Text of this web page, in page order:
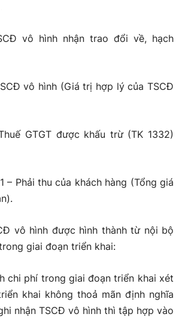
vô hình nhận trao đổi về, hạch
vô hình (Giá trị hợp lý của TSCĐ
GTGT được khấu trừ (TK 1332)
– Phải thu của khách hàng (Tổng giá
vô hình được hình thành từ nội bộ
giai đoạn triển khai:
chi phí trong giai đoạn triển khai xét
khai không thoả mãn định nghĩa
nhận TSCĐ vô hình thì tập hợp vào